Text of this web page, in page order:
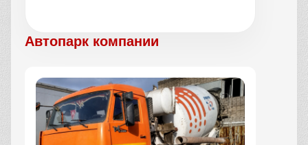
Автопарк компании